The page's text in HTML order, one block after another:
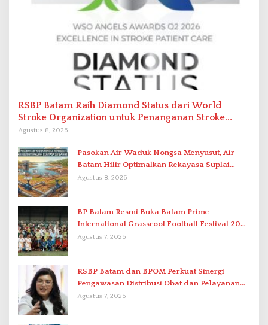
RSBP Batam Raih Diamond Status dari World
Stroke Organization untuk Penanganan Stroke
Berstandar Internasional
Agustus 8, 2026
Pasokan Air Waduk Nongsa Menyusut, Air
Batam Hilir Optimalkan Rekayasa Suplai
Antar-IPAM
Agustus 8, 2026
BP Batam Resmi Buka Batam Prime
International Grassroot Football Festival 2026
di Stadion Temenggung Abdul Jamal
Agustus 7, 2026
RSBP Batam dan BPOM Perkuat Sinergi
Pengawasan Distribusi Obat dan Pelayanan
Kefarmasian
Agustus 7, 2026